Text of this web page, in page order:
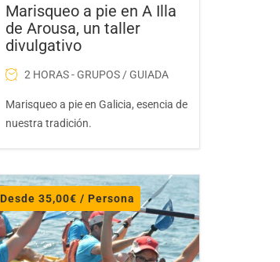
Marisqueo a pie en A Illa
de Arousa, un taller
divulgativo
2 HORAS - GRUPOS / GUIADA
Marisqueo a pie en Galicia, esencia de
nuestra tradición.
Desde35,00€ / Persona